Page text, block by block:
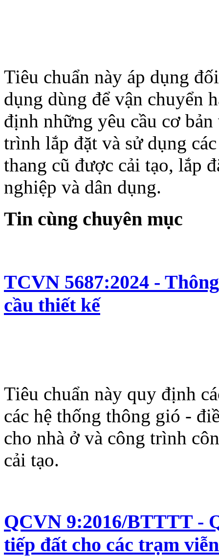
Tiêu chuẩn này áp dụng
dụng dùng để vận chuyển
định những yêu cầu cơ
trình lắp đặt và sử dụng
thang cũ được cải tạo, lắp
nghiệp và dân dụng.
Tin cùng chuyên mục
TCVN 5687:2024 -
cầu thiết kế
Tiêu chuẩn này quy định
các hệ thống thông gió -
cho nhà ở và công trình
cải tạo.
QCVN 9:2016/BTTTT -
tiếp đất cho các trạm